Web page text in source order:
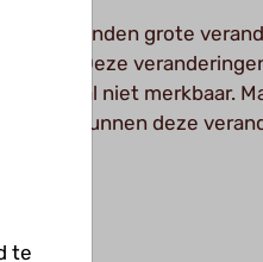
vinden grote
vrouw. Deze
meestal niet merkbaar.
kunnen deze
te